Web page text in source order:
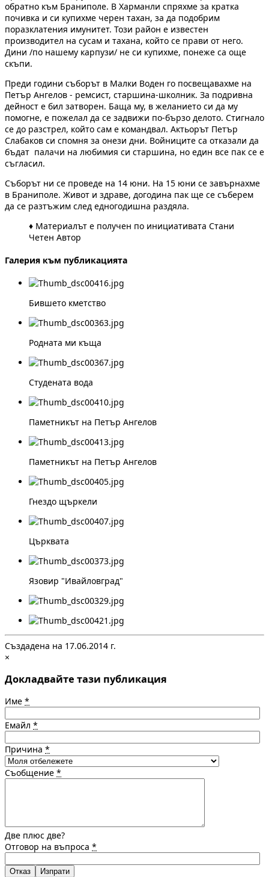
обратно към Браниполе. В Харманли спряхме за кратка
почивка и си купихме черен тахан, за да подобрим
поразклатения имунитет. Този район е известен
производител на сусам и тахана, който се прави от него.
Дини /по нашему карпузи/ не си купихме, понеже са още
скъпи.
Преди години съборът в Малки Воден го посвещавахме на
Петър Ангелов - ремсист, старшина-школник. За подривна
дейност е бил затворен. Баща му, в желанието си да му
помогне, е пожелал да се задвижи по-бързо делото. Стигнало
се до разстрел, който сам е командвал. Актьорът Петър
Слабаков си спомня за онези дни. Войниците са отказали да
бъдат палачи на любимия си старшина, но един все пак се е
съгласил.
Съборът ни се проведе на 14 юни. На 15 юни се завърнахме
в Браниполе. Живот и здраве, догодина пак ще се съберем
да се разтъжим след едногодишна раздяла.
♦ Материалът е получен по инициативата Стани
Четен Автор
Галерия към публикацията
Бившето кметство
Родната ми къща
Студената вода
Паметникът на Петър Ангелов
Паметникът на Петър Ангелов
Гнездо щъркели
Църквата
Язовир "Ивайловград"
Създадена на 17.06.2014 г.
×
Докладвайте тази публикация
Име *
Емайл *
Причина *
Съобщение *
Две плюс две?
Отговор на въпроса *
Отказ